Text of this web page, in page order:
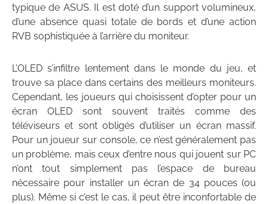
typique de ASUS. Il est doté d’un support volumineux,
d’une absence quasi totale de bords et d’une action
RVB sophistiquée à l’arrière du moniteur.
L’OLED s’infiltre lentement dans le monde du jeu, et
trouve sa place dans certains des meilleurs moniteurs.
Cependant, les joueurs qui choisissent d’opter pour un
écran OLED sont souvent traités comme des
téléviseurs et sont obligés d’utiliser un écran massif.
Pour un joueur sur console, ce n’est généralement pas
un problème, mais ceux d’entre nous qui jouent sur PC
n’ont tout simplement pas l’espace de bureau
nécessaire pour installer un écran de 34 pouces (ou
plus). Même si c’est le cas, il peut être inconfortable de